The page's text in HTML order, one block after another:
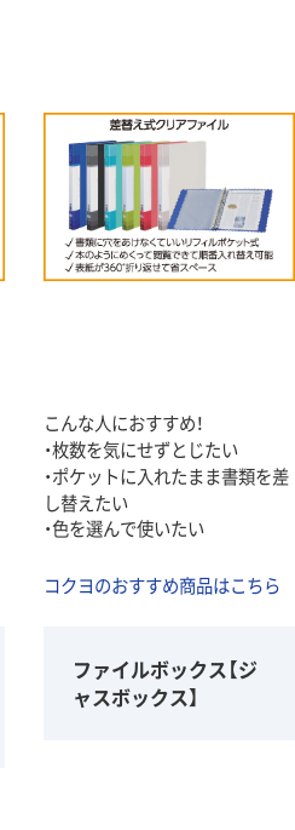
こんな人におすすめ！
・枚数を気にせずとじたい
・ポケットに入れたまま書類を差
し替えたい
・色を選んで使いたい
コクヨのおすすめ商品はこちら
ファイルボックス【ジ
ャスボックス】